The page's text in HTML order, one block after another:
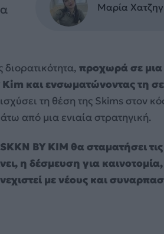
Μαρία
διορατικότητα, προχωρά σε μια
και ενσωματώνοντας τη
τη θέση της Skims στον
από μια ενιαία στρατηγική.
BY KIM θα σταματήσει τις
η δέσμευση για
με νέους και